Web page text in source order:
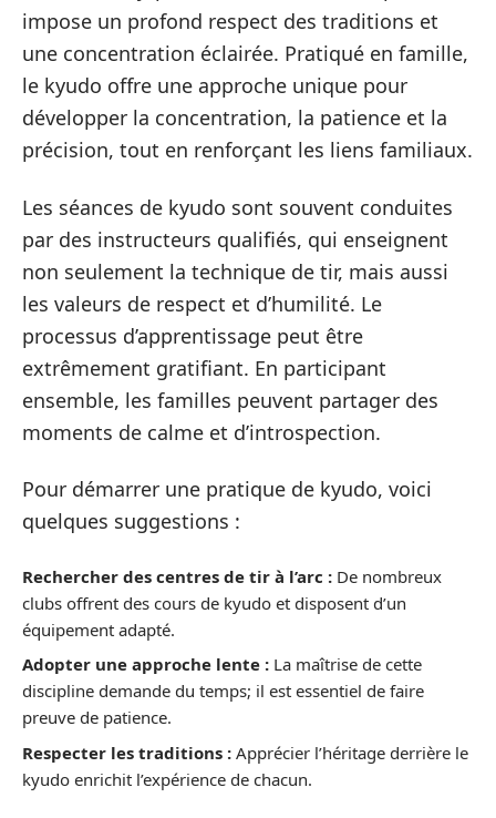
impose un profond respect des traditions et
une concentration éclairée. Pratiqué en famille,
le kyudo offre une approche unique pour
développer la concentration, la patience et la
précision, tout en renforçant les liens familiaux.
Les séances de kyudo sont souvent conduites
par des instructeurs qualifiés, qui enseignent
non seulement la technique de tir, mais aussi
les valeurs de respect et d’humilité. Le
processus d’apprentissage peut être
extrêmement gratifiant. En participant
ensemble, les familles peuvent partager des
moments de calme et d’introspection.
Pour démarrer une pratique de kyudo, voici
quelques suggestions :
Rechercher des centres de tir à l’arc : De nombreux
clubs offrent des cours de kyudo et disposent d’un
équipement adapté.
Adopter une approche lente : La maîtrise de cette
discipline demande du temps; il est essentiel de faire
preuve de patience.
Respecter les traditions : Apprécier l’héritage derrière le
kyudo enrichit l’expérience de chacun.